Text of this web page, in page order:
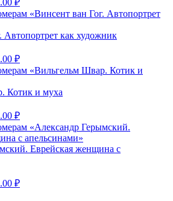
₽
цен:
–
Автопортрет как художник
₽Диапазон
цен:
–
Котик и муха
₽Диапазон
цен:
1083.00 ₽
–
Еврейская женщина с
₽Диапазон